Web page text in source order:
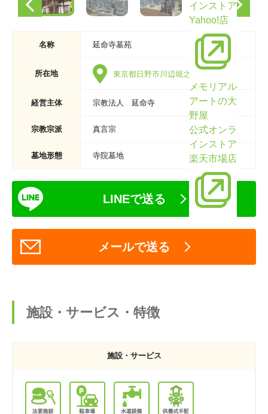
インストア
Yahoo!店
メモリアル
アートの大
野屋
公式オンラ
インストア
楽天市場店
名称 延命寺墓苑
所在地 東京都日野市川辺堀之内595
経営主体 宗教法人 延命寺
宗教宗派 真言宗
墓地形態 寺院墓地
LINEで送る
メールで送る
施設・サービス・特徴
施設・サービス